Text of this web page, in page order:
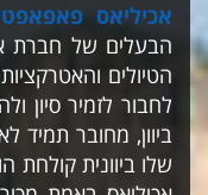
אכיליאס
הבעלים של חברת
הטיולים
לחבור לזמיר סיון
ביוון, מחובר תמיד
שלו ביוונית קולחת